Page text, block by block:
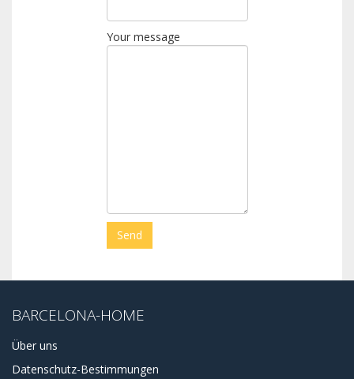
Your message
BARCELONA-HOME
Über uns
Datenschutz-Bestimmungen